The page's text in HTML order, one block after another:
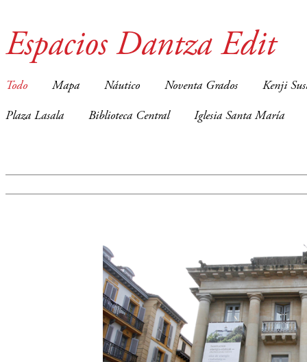
Espacios Dantza Edit
Todo Mapa Náutico Noventa Grados Kenji
Plaza Lasala Biblioteca Central Iglesia Santa María